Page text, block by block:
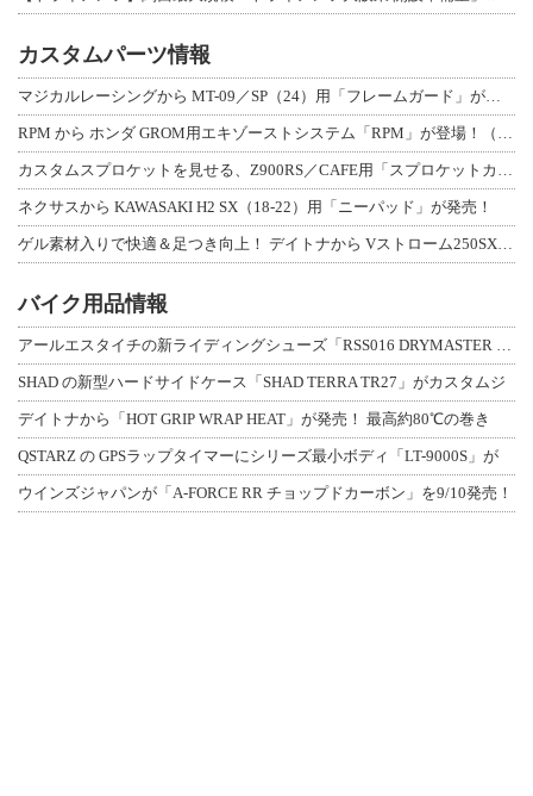
カスタムパーツ情報
ネクサスから KAWASAKI H2 SX（18-22）用「ニーパッド」が発売！
バイク用品情報
SHAD の新型ハードサイドケース「SHAD TERRA TR27」がカスタムジ
デイトナから「HOT GRIP WRAP HEAT」が発売！ 最高約80℃の巻き
QSTARZ の GPSラップタイマーにシリーズ最小ボディ「LT-9000S」が
ウインズジャパンが「A-FORCE RR チョップドカーボン」を9/10発売！